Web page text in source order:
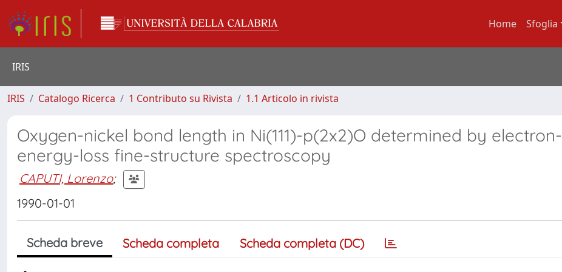
Home Sfoglia
IRIS
IRIS Catalogo Ricerca 1 Contributo su Rivista 1.1 Articolo in rivista
Oxygen-nickel bond length in Ni(111)-p(2x2)O determined by electron-
energy-loss fine-structure spectroscopy
CAPUTI, Lorenzo;
1990-01-01
Scheda breve Scheda completa Scheda completa (DC)